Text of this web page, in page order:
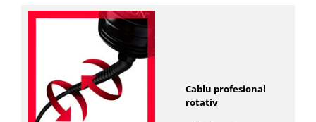
Cablu profesional
rotativ